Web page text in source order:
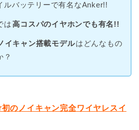
ルバッテリーで有名なAnker!!
は高コスパのイヤホンでも有名!!
イキャン搭載モデルはどんなもの
？
のノイキャン完全ワイヤレスイ